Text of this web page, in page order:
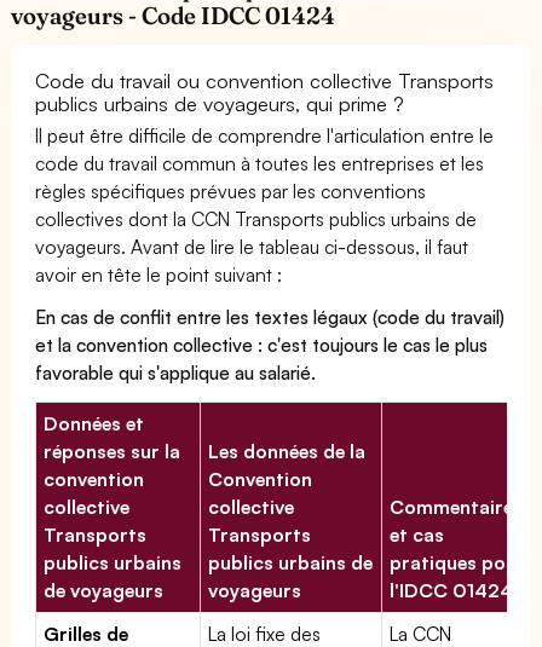
voyageurs - Code IDCC 01424
Code du travail ou convention collective Transports
publics urbains de voyageurs, qui prime ?
Il peut être difficile de comprendre l'articulation entre le
code du travail commun à toutes les entreprises et les
règles spécifiques prévues par les conventions
collectives dont la CCN Transports publics urbains de
voyageurs. Avant de lire le tableau ci-dessous, il faut
avoir en tête le point suivant :
En cas de conflit entre les textes légaux (code du travail)
et la convention collective : c'est toujours le cas le plus
favorable qui s'applique au salarié.
Données et
réponses sur la
convention
collective
Transports
publics urbains
de voyageurs
Les données de la
Convention
collective
Transports
publics urbains de
voyageurs
Commentaires
et cas
pratiques pour
l'IDCC 01424
Grilles de
La loi fixe des
La CCN